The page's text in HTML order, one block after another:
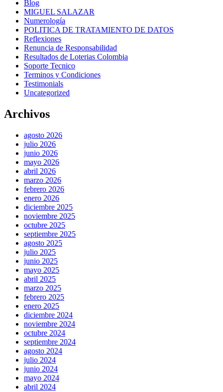
Blog
MIGUEL SALAZAR
Numerología
POLITICA DE TRATAMIENTO DE DATOS
Reflexiones
Renuncia de Responsabilidad
Resultados de Loterias Colombia
Soporte Tecnico
Terminos y Condiciones
Testimonials
Uncategorized
Archivos
agosto 2026
julio 2026
junio 2026
mayo 2026
abril 2026
marzo 2026
febrero 2026
enero 2026
diciembre 2025
noviembre 2025
octubre 2025
septiembre 2025
agosto 2025
julio 2025
junio 2025
mayo 2025
abril 2025
marzo 2025
febrero 2025
enero 2025
diciembre 2024
noviembre 2024
octubre 2024
septiembre 2024
agosto 2024
julio 2024
junio 2024
mayo 2024
abril 2024